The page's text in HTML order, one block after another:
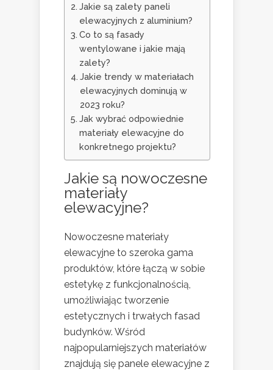
Jakie są zalety paneli
elewacyjnych z aluminium?
Co to są fasady
wentylowane i jakie mają
zalety?
Jakie trendy w materiałach
elewacyjnych dominują w
2023 roku?
Jak wybrać odpowiednie
materiały elewacyjne do
konkretnego projektu?
Jakie są nowoczesne
materiały
elewacyjne?
Nowoczesne materiały
elewacyjne to szeroka gama
produktów, które łączą w sobie
estetykę z funkcjonalnością,
umożliwiając tworzenie
estetycznych i trwałych fasad
budynków. Wśród
najpopularniejszych materiałów
znajdują się panele elewacyjne z